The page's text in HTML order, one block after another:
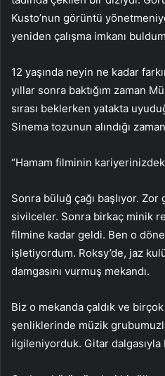
Kusto’nun görüntü
yeniden çalışma imkanı
12 yaşında neyin ne kadar
yıllar sonra baktığım zaman
sırası beklerken yatakta
Sinema tozunun alındığı
“Hamam filminin
Sonra büluğ çağı başlıyor.
sivilceler. Sonra birkaç minik
filmine kadar geldi. Ben o
işletiyordum. Roksy’de, jaz
damgasını vurmuş mekandı.
Biz o mekanda çaldık ve
şenliklerinde müzik
ilgileniyorduk. Gitar